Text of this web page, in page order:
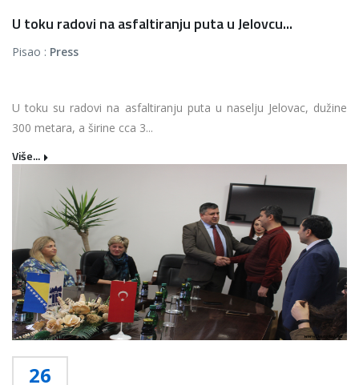
U toku radovi na asfaltiranju puta u Jelovcu...
Pisao : Press
U toku su radovi na asfaltiranju puta u naselju Jelovac, dužine
300 metara, a širine cca 3...
Više...
26